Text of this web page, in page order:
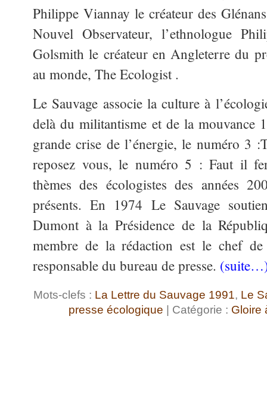
Philippe Viannay le créateur des
Nouvel Observateur, l’ethnologue
Golsmith le créateur en Angleterre du
au monde, The Ecologist .
Le Sauvage associe la culture à
delà du militantisme et de la mouvance
grande crise de l’énergie, le numéro 3
reposez vous, le numéro 5 : Faut il
thèmes des écologistes des années
présents. En 1974 Le Sauvage
Dumont à la Présidence de la
membre de la rédaction est le chef
responsable du bureau de presse.
Mots-clefs : La Lettre du Sauvage 1991, Le
presse écologique | Catégorie : Gloire